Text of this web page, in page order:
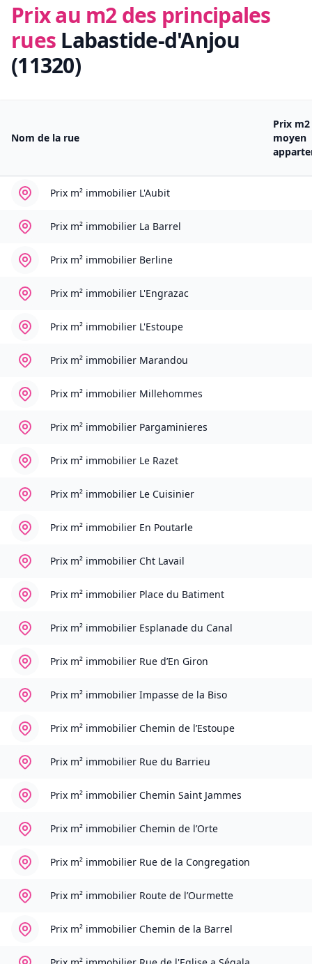
Prix au m2 des principales
rues Labastide-d'Anjou
(11320)
Nom de la rue
Prix m2
moyen
Prix m² immobilier L'Aubit
Prix m² immobilier La Barrel
Prix m² immobilier Berline
Prix m² immobilier L'Engrazac
Prix m² immobilier L'Estoupe
Prix m² immobilier Marandou
Prix m² immobilier Millehommes
Prix m² immobilier Pargaminieres
Prix m² immobilier Le Razet
Prix m² immobilier Le Cuisinier
Prix m² immobilier En Poutarle
Prix m² immobilier Cht Lavail
Prix m² immobilier Place du Batiment
Prix m² immobilier Esplanade du Canal
Prix m² immobilier Rue d’En Giron
Prix m² immobilier Impasse de la Biso
Prix m² immobilier Chemin de l’Estoupe
Prix m² immobilier Rue du Barrieu
Prix m² immobilier Chemin Saint Jammes
Prix m² immobilier Chemin de l’Orte
Prix m² immobilier Rue de la Congregation
Prix m² immobilier Route de l’Ourmette
Prix m² immobilier Chemin de la Barrel